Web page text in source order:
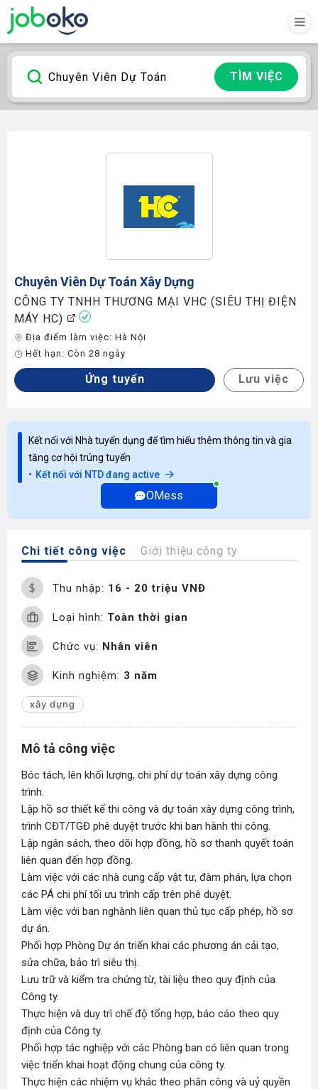
TÌM VIỆC
Chuyên Viên Dự Toán Xây Dựng
CÔNG TY TNHH THƯƠNG MẠI VHC (SIÊU THỊ ĐIỆN
MÁY HC)
Địa điểm làm việc: Hà Nội
Hết hạn: Còn 28 ngày
Ứng tuyển Lưu việc
Kết nối với Nhà tuyển dụng để tìm hiểu thêm thông tin và gia
tăng cơ hội trúng tuyển
Kết nối với NTD đang active
OMess
Chi tiết công việc Giới thiệu công ty
Thu nhập: 16 - 20 triệu VNĐ
Loại hình: Toàn thời gian
Chức vụ: Nhân viên
Kinh nghiệm: 3 năm
xây dựng
Mô tả công việc
Bóc tách, lên khối lượng, chi phí dự toán xây dựng công
trình.
Lập hồ sơ thiết kế thi công và dự toán xây dựng công trình,
trình CĐT/TGĐ phê duyệt trước khi ban hành thi công.
Lập ngân sách, theo dõi hợp đồng, hồ sơ thanh quyết toán
liên quan đến hợp đồng.
Làm việc với các nhà cung cấp vật tư, đàm phán, lựa chọn
các PÁ chi phí tối ưu trình cấp trên phê duyệt.
Làm việc với ban nghành liên quan thủ tục cấp phép, hồ sơ
dự án.
Phối hợp Phòng Dự án triển khai các phương án cải tạo,
sửa chữa, bảo trì siêu thị.
Lưu trữ và kiểm tra chứng từ, tài liệu theo quy định của
Công ty.
Thực hiện và duy trì chế độ tổng hợp, báo cáo theo quy
định của Công ty.
Phối hợp tác nghiệp với các Phòng ban có liên quan trong
việc triển khai hoạt động chung của công ty.
Thực hiện các nhiệm vụ khác theo phân công và uỷ quyền